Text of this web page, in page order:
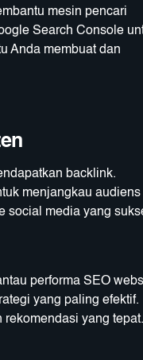
mesin pencari
Search Console
Anda membuat dan
backlink.
menjangkau audiens
social media yang
performa SEO
yang paling efektif.
yang tepat.